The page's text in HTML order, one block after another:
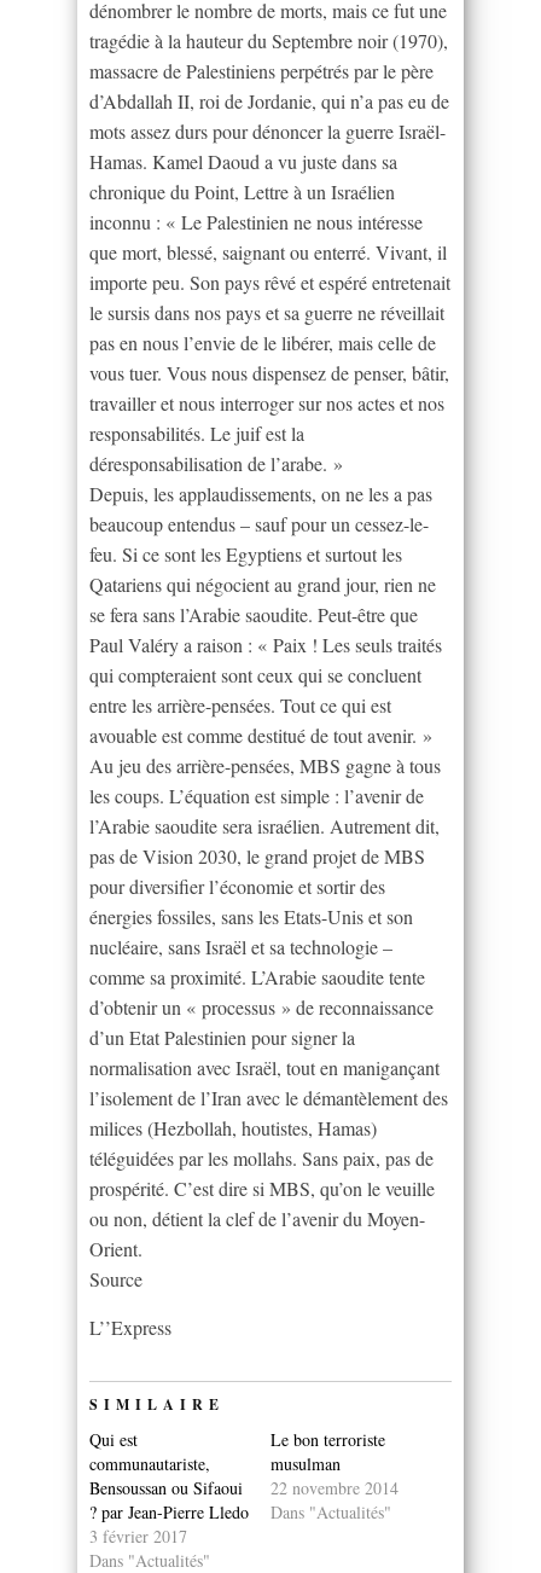
dénombrer le nombre de morts, mais ce fut une
tragédie à la hauteur du Septembre noir (1970),
massacre de Palestiniens perpétrés par le père
d’Abdallah II, roi de Jordanie, qui n’a pas eu de
mots assez durs pour dénoncer la guerre Israël-
Hamas. Kamel Daoud a vu juste dans sa
chronique du Point, Lettre à un Israélien
inconnu : « Le Palestinien ne nous intéresse
que mort, blessé, saignant ou enterré. Vivant, il
importe peu. Son pays rêvé et espéré entretenait
le sursis dans nos pays et sa guerre ne réveillait
pas en nous l’envie de le libérer, mais celle de
vous tuer. Vous nous dispensez de penser, bâtir,
travailler et nous interroger sur nos actes et nos
responsabilités. Le juif est la
déresponsabilisation de l’arabe. »
Depuis, les applaudissements, on ne les a pas
beaucoup entendus – sauf pour un cessez-le-
feu. Si ce sont les Egyptiens et surtout les
Qatariens qui négocient au grand jour, rien ne
se fera sans l’Arabie saoudite. Peut-être que
Paul Valéry a raison : « Paix ! Les seuls traités
qui compteraient sont ceux qui se concluent
entre les arrière-pensées. Tout ce qui est
avouable est comme destitué de tout avenir. »
Au jeu des arrière-pensées, MBS gagne à tous
les coups. L’équation est simple : l’avenir de
l’Arabie saoudite sera israélien. Autrement dit,
pas de Vision 2030, le grand projet de MBS
pour diversifier l’économie et sortir des
énergies fossiles, sans les Etats-Unis et son
nucléaire, sans Israël et sa technologie –
comme sa proximité. L’Arabie saoudite tente
d’obtenir un « processus » de reconnaissance
d’un Etat Palestinien pour signer la
normalisation avec Israël, tout en manigançant
l’isolement de l’Iran avec le démantèlement des
milices (Hezbollah, houtistes, Hamas)
téléguidées par les mollahs. Sans paix, pas de
prospérité. C’est dire si MBS, qu’on le veuille
ou non, détient la clef de l’avenir du Moyen-
Orient.
Source
L’’Express
SIMILAIRE
Qui est
communautariste,
Bensoussan ou Sifaoui
? par Jean-Pierre Lledo
3 février 2017
Dans "Actualités"
Le bon terroriste
musulman
22 novembre 2014
Dans "Actualités"